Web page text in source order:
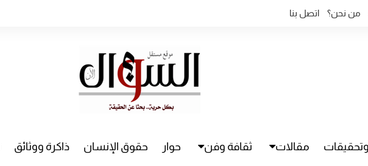
من نحن؟ اتصل بنا
وتحقيقات مقالات ثقافة وفن حوار حقوق الإنسان ذاكرة ووثائق